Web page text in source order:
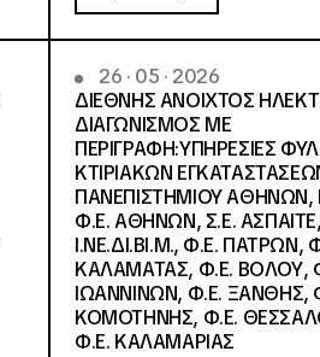
26 · 05 · 2026
ΔΙΕΘΝΗΣ ΑΝΟΙΧΤΟΣ
ΔΙΑΓΩΝΙΣΜΟΣ ΜΕ
ΠΕΡΙΓΡΑΦΗ:ΥΠΗΡΕΣΙΕΣ
ΚΤΙΡΙΑΚΩΝ
ΠΑΝΕΠΙΣΤΗΜΙΟΥ ΑΘΗΝΩΝ,
Φ.Ε. ΑΘΗΝΩΝ, Σ.Ε.
Ι.ΝΕ.ΔΙ.ΒΙ.Μ., Φ.Ε. ΠΑΤΡΩΝ,
ΚΑΛΑΜΑΤΑΣ, Φ.Ε. ΒΟΛΟΥ,
ΙΩΑΝΝΙΝΩΝ, Φ.Ε. ΞΑΝΘΗΣ,
ΚΟΜΟΤΗΝΗΣ, Φ.Ε.
Φ.Ε. ΚΑΛΑΜΑΡΙΑΣ